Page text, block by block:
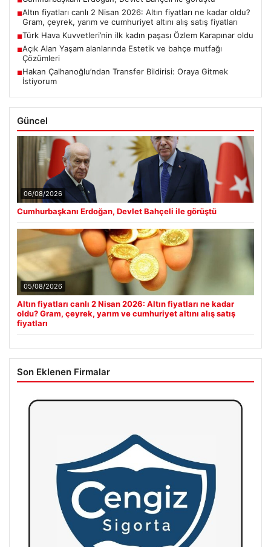
■Altın fiyatları canlı 2 Nisan 2026: Altın fiyatları ne kadar oldu?
Gram, çeyrek, yarım ve cumhuriyet altını alış satış fiyatları
■Türk Hava Kuvvetleri’nin ilk kadın paşası Özlem Karapınar oldu
■Açık Alan Yaşam alanlarında Estetik ve bahçe mutfağı
Çözümleri
■Hakan Çalhanoğlu’ndan Transfer Bildirisi: Oraya Gitmek
İstiyorum
Güncel
06/08/2026
Cumhurbaşkanı Erdoğan, Devlet Bahçeli ile görüştü
05/08/2026
Altın fiyatları canlı 2 Nisan 2026: Altın fiyatları ne kadar
oldu? Gram, çeyrek, yarım ve cumhuriyet altını alış satış
fiyatları
Son Eklenen Firmalar